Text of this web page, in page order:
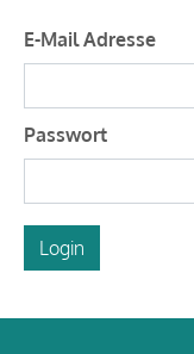
E-Mail Adresse
Passwort
Login